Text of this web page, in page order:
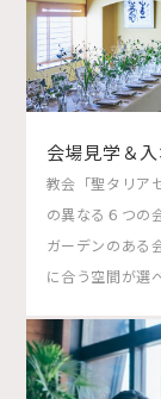
会場見学＆
教会「聖タリア
の異なる６つの
ガーデンのある
に合う空間が選